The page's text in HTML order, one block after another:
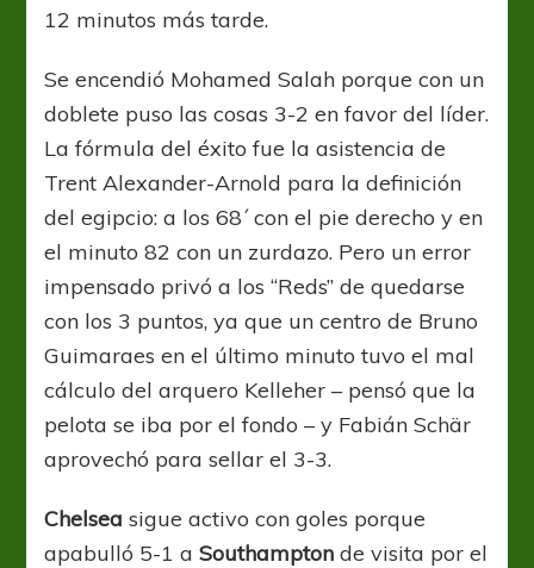
12 minutos más tarde.
Se encendió Mohamed Salah porque con un
doblete puso las cosas 3-2 en favor del líder.
La fórmula del éxito fue la asistencia de
Trent Alexander-Arnold para la definición
del egipcio: a los 68´ con el pie derecho y en
el minuto 82 con un zurdazo. Pero un error
impensado privó a los “Reds” de quedarse
con los 3 puntos, ya que un centro de Bruno
Guimaraes en el último minuto tuvo el mal
cálculo del arquero Kelleher – pensó que la
pelota se iba por el fondo – y Fabián Schär
aprovechó para sellar el 3-3.
Chelseasigue activo con goles porque
apabulló 5-1 aSouthampton de visita por el